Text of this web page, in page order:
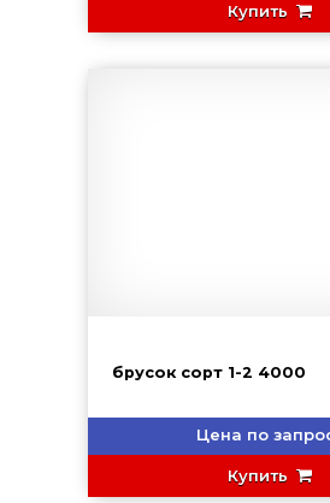
Купить
брусок сорт 1-2 4000
Цена по
Купить